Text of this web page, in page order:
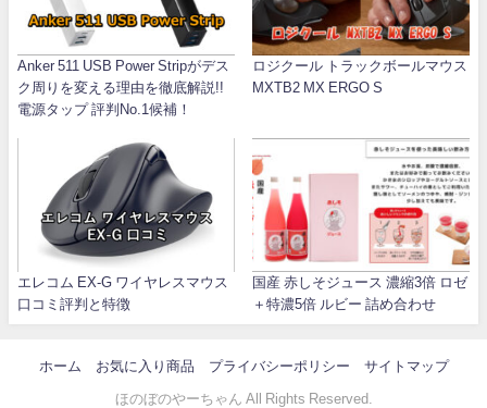
Anker 511 USB Power Stripがデス
ク周りを変える理由を徹底解説!!
電源タップ 評判No.1候補！
ロジクール トラックボールマウス
MXTB2 MX ERGO S
エレコム EX-G ワイヤレスマウス
口コミ評判と特徴
国産 赤しそジュース 濃縮3倍 ロゼ
＋特濃5倍 ルビー 詰め合わせ
ホーム お気に入り商品 プライバシーポリシー サイトマップ
ほのぼのやーちゃん All Rights Reserved.